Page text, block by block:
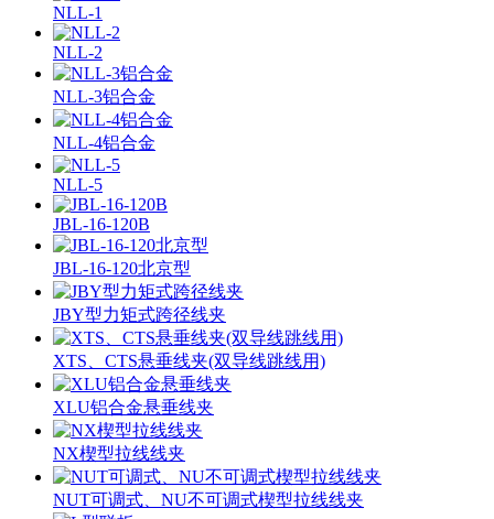
NLL-1
NLL-2
NLL-3铝合金
NLL-4铝合金
NLL-5
JBL-16-120B
JBL-16-120北京型
JBY型力矩式跨径线夹
XTS、CTS悬垂线夹(双导线跳线用)
XLU铝合金悬垂线夹
NX楔型拉线线夹
NUT可调式、NU不可调式楔型拉线线夹